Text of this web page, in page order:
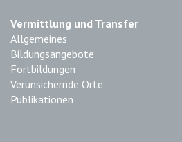
Vermittlung und Transfer
Allgemeines
Bildungsangebote
Fortbildungen
Verunsichernde Orte
Publikationen